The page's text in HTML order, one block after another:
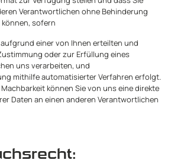
Verantwortlichen ohne Behinderung
sofern
einer von Ihnen erteilten und
oder zur Erfüllung eines
uns verarbeiten, und
mithilfe automatisierter Verfahren erfolgt.
können Sie von uns eine direkte
Daten an einen anderen Verantwortlichen